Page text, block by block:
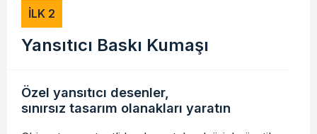
İLK 2
Yansıtıcı Baskı Kumaşı
Özel yansıtıcı desenler,
sınırsız tasarım olanakları yaratın